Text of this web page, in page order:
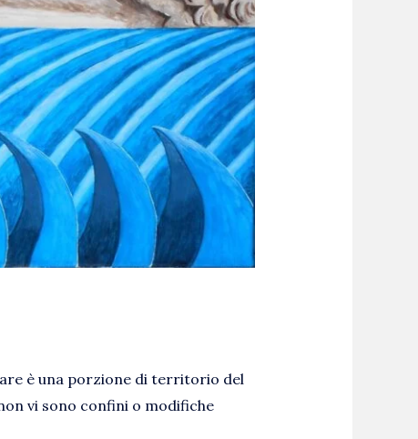
è una porzione di territorio del
vi sono confini o modifiche